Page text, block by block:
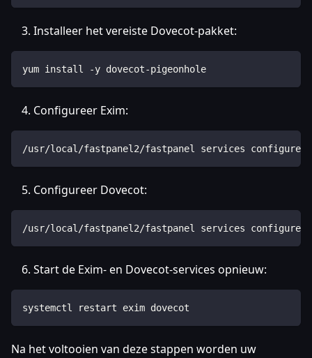
Installeer het vereiste Dovecot-pakket:
yum install -y dovecot-pigeonhole
Configureer Exim:
/usr/local/fastpanel2/fastpanel services configure
Configureer Dovecot:
/usr/local/fastpanel2/fastpanel services configure
Start de Exim- en Dovecot-services opnieuw:
systemctl restart exim dovecot
Na het voltooien van deze stappen worden uw